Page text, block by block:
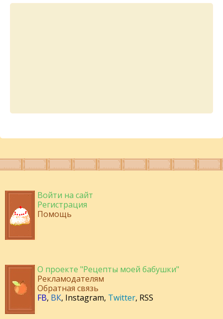
Войти на сайт
Регистрация
Помощь
О проекте "Рецепты моей бабушки"
Рекламодателям
Обратная связь
FB, ВК, Instagram, Twitter, RSS